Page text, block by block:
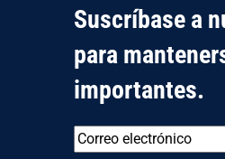
Suscríbase a
para
importantes.
Correo
electrónico*